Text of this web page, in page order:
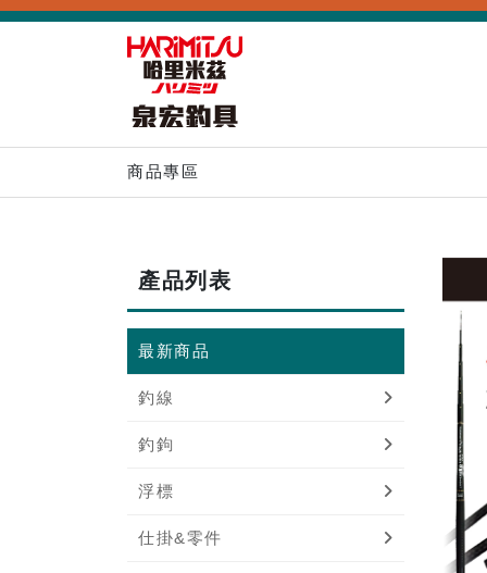
商品專區
產品列表
最新商品
釣線
釣鉤
浮標
仕掛&零件